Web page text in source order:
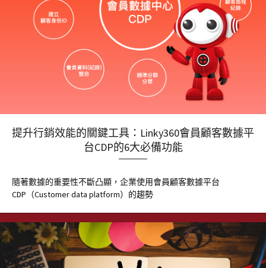
提升行銷效能的關鍵工具：Linky360會員顧客數據平
台CDP的6大必備功能
隨著數據的重要性不斷凸顯，企業使用會員顧客數據平台
CDP（Customer data platform）的趨勢